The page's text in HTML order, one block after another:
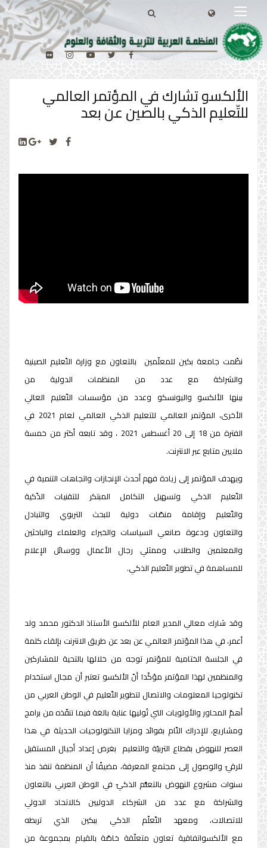
الألكسو تشارك في المؤتمر العالمي
للتّعليم الذكي بالصين عن بعد
نظّمت جامعة بكين للمعلّمين بالتعاون مع وزارة التّعليم الصينية
والشراكة مع عدد من المنظمات الدولية من
بينها الألكسو واليونسكو وعدد من مؤسسات التّعليم العالي
الأخرى، المؤتمر العالمي للتعليم الذكي العالمي لعام 2021 في
الفترة من 18 إلى 20 أغسطس 2021 ، وقد تابعه أكثر من خمسة
ملايين متابع عبر الانترنت.
ويهدف المؤتمر إلى زيادة فهم أحدث الإنجازات واتجاهات التنمية في
التّعليم الذكي وتسهيل التكامل المبتكر للتقنيات الذّكية
والتّعليم وإقامة منصّات دولية للبحث التربوي والتبادل
والتعاون ودعوة صانعي السياسات والخبراء والعلماء والباحثين
والمعلمين والطلاب وممثلي رجال الأعمال ووسائل الإعلام
للمساهمة في تطوير التّعليم الذكي.
وقد شارك معالي المدير العام للألكسو الأستاذ الدكتور محمد ولد
أعمر، في هذا المؤتمر العالمي عن بعد عن طريق الانترنت بإلقاء كلمة
في الجلسة الختامية للمؤتمر توجه من خلالها بالتحية للمشاركين
والمنظمين لهذا المؤتمر مؤكّدا أنّ الألكسو تعتبر أن مجال استخدام
تكنولوجيا المعلومات والاتصال لتطوير التّعليم في الوطن العربي من
أهمّ المحاور والأولويات التي تُوليها عناية بالغة فيما تنفّذه من برامج
ومشاريع، للإدراك التّام بفوائد ومزايا التكنولوجيات الحديثة في هذا
العصر للنهوض بقطاع التربيّة والتعليم بغرض إعداد أجيال المستقبل
للرقيّ والوصول إلى مجتمع المعرفة، مضيفًا أن المنظمة تنفذ منذ
سنوات مشروع النهوض بالتعلُّم الذكيّ في الوطن العربي بالتعاون
والشراكة مع عدد من الشركاء الدوليين كالاتحاد الدولي
للاتصالات، ومعهد التّعلّم الذكي ببكين الذي تربطه
مع الألكسواتفاقية تعاون متعلّقة خاصّة بالقيام بمجموعة من